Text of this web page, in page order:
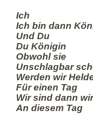
Ich
Ich bin dann
Und Du
Du Königin
Obwohl sie
Unschlagbar
Werden wir
Für einen Tag
Wir sind dann
An diesem Tag